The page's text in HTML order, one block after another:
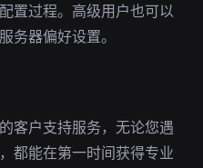
置过程。高级用户也可以
务器偏好设置。
客户支持服务，无论您遇
都能在第一时间获得专业